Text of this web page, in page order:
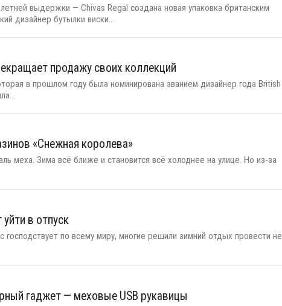
выдержки — Chivas Regal создана новая упаковка британским
дизайнер бутылки виски...
продажу своих коллекций
в прошлом году была номинирована званием дизайнер года British
«Снежная королева»
меха. Зима всё ближе и становится всё холоднее на улице. Но из-за
в отпуск
господствует по всему миру, многие решили зимний отдых провести не
гаджет — меховые USB рукавицы